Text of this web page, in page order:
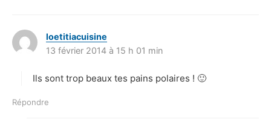
loetitiacuisine
13 février 2014 à 15 h 01 min
Ils sont trop beaux tes pains polaires ! 🙂
Répondre